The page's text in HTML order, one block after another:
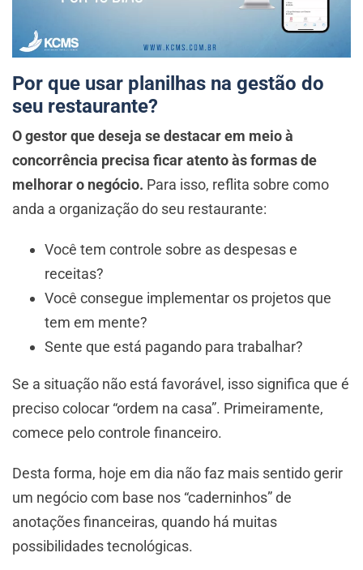
Por que usar planilhas na gestão do
seu restaurante?
O gestor que deseja se destacar em meio à
concorrência precisa ficar atento às formas de
melhorar o negócio. Para isso, reflita sobre como
anda a organização do seu restaurante:
Você tem controle sobre as despesas e
receitas?
Você consegue implementar os projetos que
tem em mente?
Sente que está pagando para trabalhar?
Se a situação não está favorável, isso significa que é
preciso colocar “ordem na casa”. Primeiramente,
comece pelo controle financeiro.
Desta forma, hoje em dia não faz mais sentido gerir
um negócio com base nos “caderninhos” de
anotações financeiras, quando há muitas
possibilidades tecnológicas.